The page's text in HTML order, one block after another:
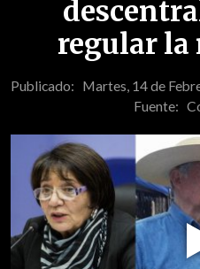
regular
Publicado: Martes, 14 de
Fuente: